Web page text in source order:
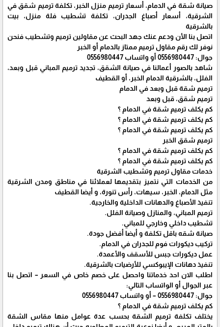
صيانة شقة في الدمام، أسعار ترميم منزل الخبر، تكلفة ترميم شقق في
الشرقية، أسعار أصباغ الجدران، تكلفة تشطيب فلة منزل، بيت
بالشرقية
اتصل بنا الأن ودعم عنك جهد البحث عن مقاولين ترميم وتشطيب فنحن
نوفر لك رقم مقاول ترميم ممتاز بالدمام أو الخبر
جوال: 0556980447 أو واتساب 0556980447
شاهد بالصور أعمالنا في صيانة الشقق، تجديد ترميم المباني قبل وبعد،
الفلل، بالشرقية الدمام الخبر، أو القطيف
ترميم شقة قبل وبعد في الدمام
ترميم شقق، قبل وبعد
كم يكلف ترميم شقة في الدمام ؟
كم يكلف ترميم شقة في الدمام ؟
كم يكلف ترميم شقة في الدمام ؟
ترميم شقق الخبر
كم يكلف ترميم شقة في الدمام ؟
كم يكلف ترميم شقة في الدمام ؟
خدمات مقاول ترميم وتشطيب الشرقية
من الخدمات التي نتميز بتقديمها لعملائنا في مناطق ومدن الشرقية
مثل الدمام، الخبر، سيهات، رأس تنورة، و أيضا القطيف
تنفيذ الأصباغ والدهانات الداخلية والخارجية.
ترميم المباني، والمنازل وصيانة الفلل.
تشطيب داخلي وخارجي للمباني.
صيانة شقه باقل تكلفة و أيضا أفضل جودة.
تركيب ديكورات فوم للجدران في الدمام.
عمل ديكورات جبس للأسقف والأعمدة.
تنفيذ دهانات الإيبوكسي للأرضيات بالشرقية.
اطلب الان احد خدماتنا واحصل على خصم خاص في السعر – اتصل بنا
عبر الجوال أو الواتساب التالي:
جوال: 0556980447 – أو واتساب 0556980447
كم يكلف ترميم شقة في الدمام ؟
يختلف تكلفة ترميم الشقة بحسب عدة عوامل منها مقاس الشقة